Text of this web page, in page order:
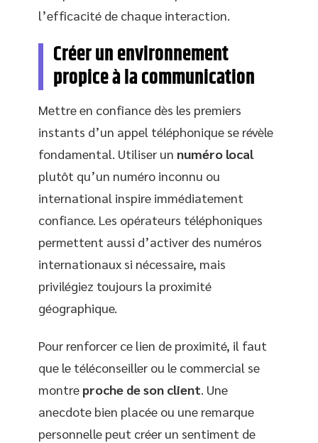
l’efficacité de chaque interaction.
Créer un environnement
propice à la communication
Mettre en confiance dès les premiers
instants d’un appel téléphonique se révèle
fondamental. Utiliser un numéro local
plutôt qu’un numéro inconnu ou
international inspire immédiatement
confiance. Les opérateurs téléphoniques
permettent aussi d’activer des numéros
internationaux si nécessaire, mais
privilégiez toujours la proximité
géographique.
Pour renforcer ce lien de proximité, il faut
que le téléconseiller ou le commercial se
montre proche de son client. Une
anecdote bien placée ou une remarque
personnelle peut créer un sentiment de